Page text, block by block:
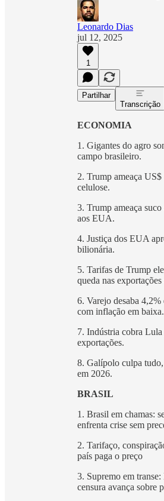
Leonardo Dias
jul 12, 2025
1
Partilhar
Transcrição
ECONOMIA
1. Gigantes do agro
campo brasileiro.
2. Trump ameaça
celulose.
3. Trump ameaça
aos EUA.
4. Justiça dos EUA
bilionária.
5. Tarifas de Trump
queda nas
6. Varejo desaba 4,2%
com inflação em baixa.
7. Indústria cobra
exportações.
8. Galípolo culpa
em 2026.
BRASIL
1. Brasil em chamas:
enfrenta crise sem
2. Tarifaço,
país paga o preço
3. Supremo em
censura avança sobre